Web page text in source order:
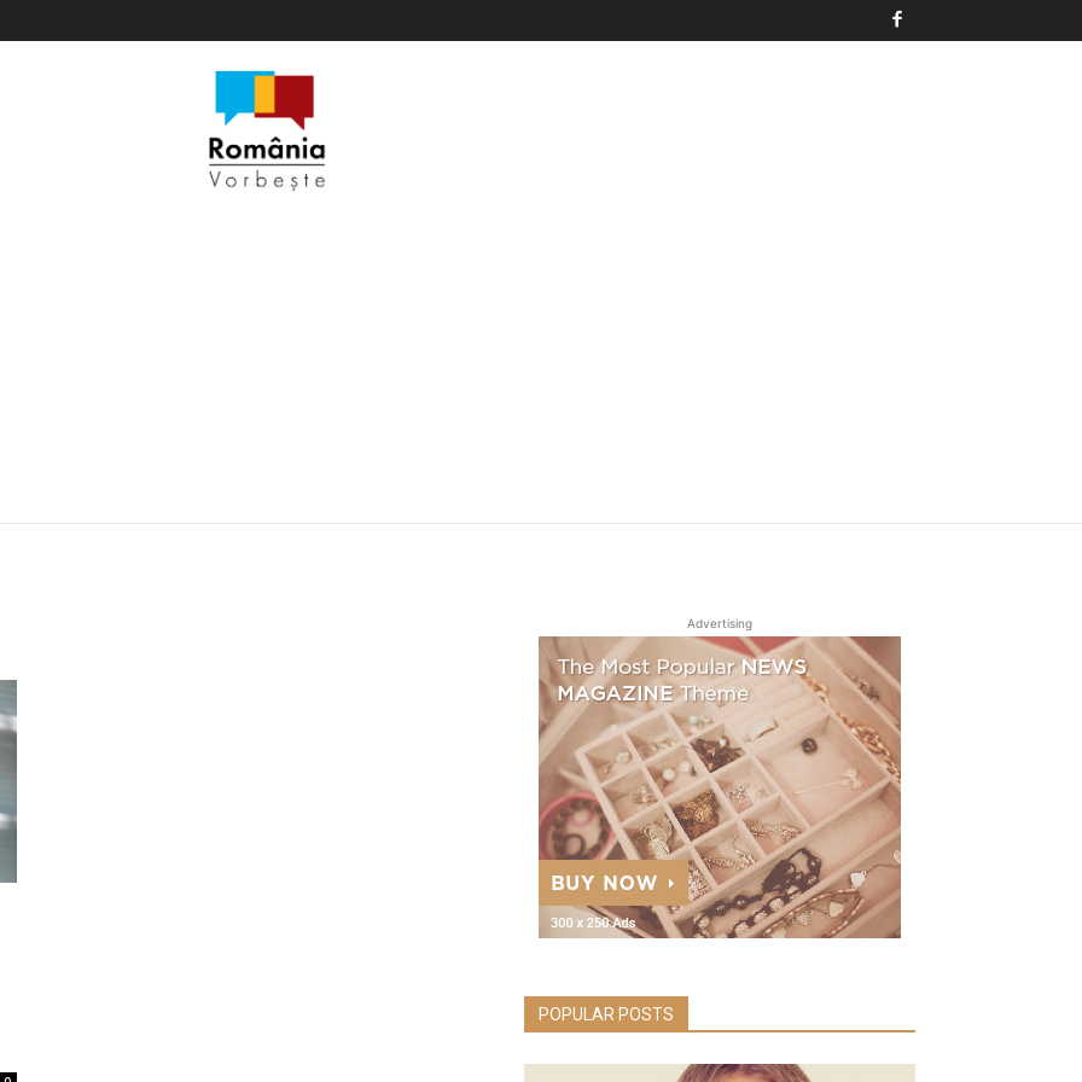
Advertising
POPULAR POSTS